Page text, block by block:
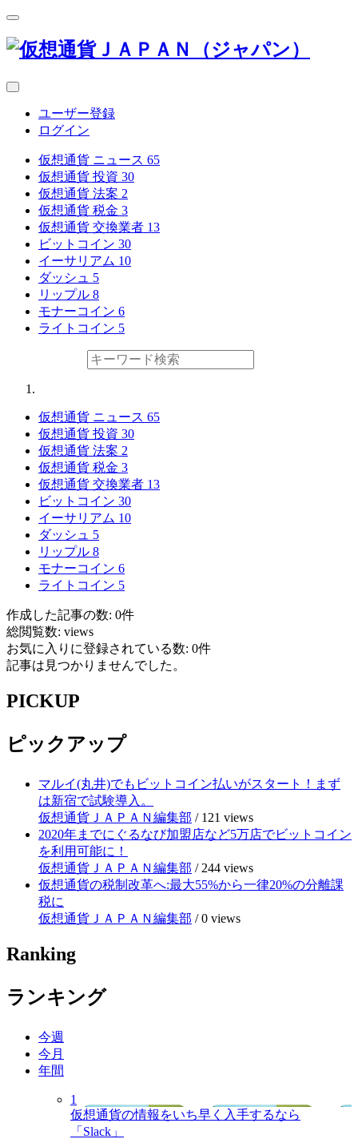
ユーザー登録
ログイン
仮想通貨 ニュース 65
仮想通貨 投資 30
仮想通貨 法案 2
仮想通貨 税金 3
仮想通貨 交換業者 13
ビットコイン 30
イーサリアム 10
ダッシュ 5
リップル 8
モナーコイン 6
ライトコイン 5
仮想通貨 ニュース 65
仮想通貨 投資 30
仮想通貨 法案 2
仮想通貨 税金 3
仮想通貨 交換業者 13
ビットコイン 30
イーサリアム 10
ダッシュ 5
リップル 8
モナーコイン 6
ライトコイン 5
作成した記事の数: 0件
総閲覧数: views
お気に入りに登録されている数: 0件
記事は見つかりませんでした。
PICKUP
ピックアップ
マルイ(丸井)でもビットコイン払いがスタート！まず
は新宿で試験導入。
仮想通貨ＪＡＰＡＮ編集部 / 121 views
2020年までにぐるなび加盟店など5万店でビットコイン
を利用可能に！
仮想通貨ＪＡＰＡＮ編集部 / 244 views
仮想通貨の税制改革へ:最大55%から一律20%の分離課
税に
仮想通貨ＪＡＰＡＮ編集部 /0 views
Ranking
ランキング
今週
今月
年間
1
仮想通貨の情報をいち早く入手するなら
「Slack」